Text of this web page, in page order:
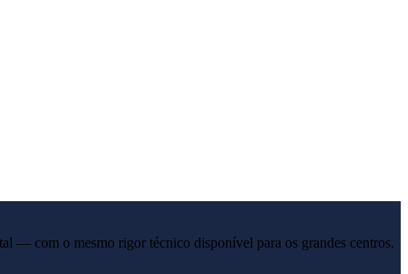
— com o mesmo rigor técnico disponível para os grandes centros.